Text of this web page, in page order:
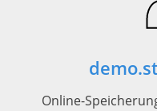
Online-